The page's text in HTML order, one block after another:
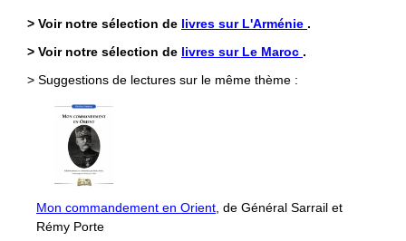
> Voir notre sélection de livres sur L'Arménie .
> Voir notre sélection de livres sur Le Maroc .
> Suggestions de lectures sur le même thème :
Mon commandement en Orient, de Général Sarrail et
Rémy Porte